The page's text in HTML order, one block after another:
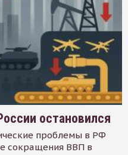
остановился
проблемы в РФ
сокращения ВВП в